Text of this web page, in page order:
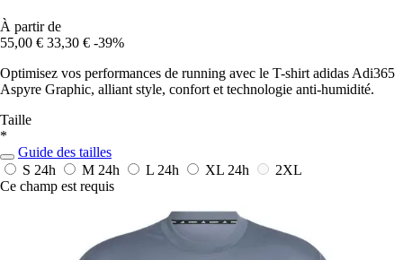
À partir de
55,00 € 33,30 € -39%
Optimisez vos performances de running avec le T-shirt adidas Adi365
Aspyre Graphic, alliant style, confort et technologie anti-humidité.
Taille
*
Guide des tailles
S 24h M 24h L 24h XL 24h
2XL
Ce champ est requis